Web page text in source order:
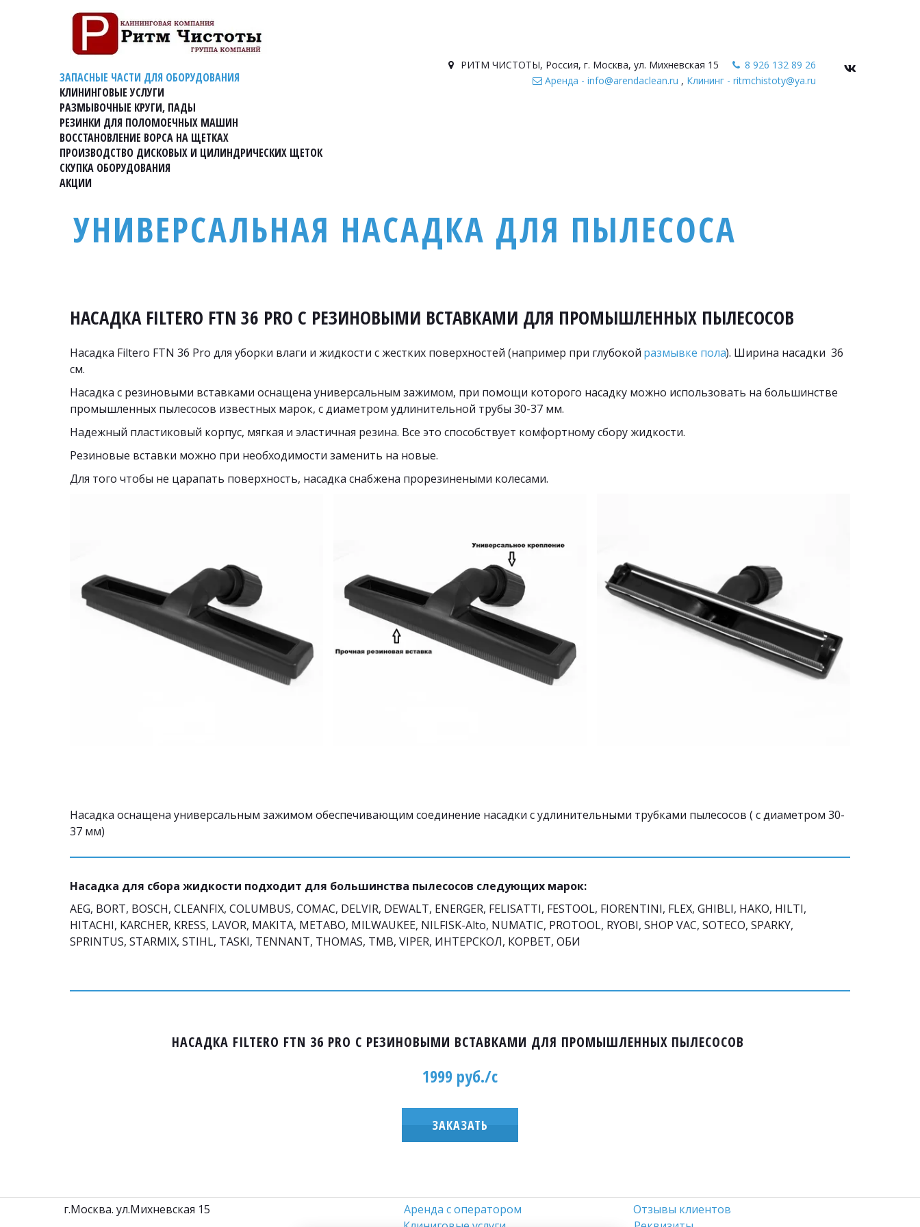
ЗАПАСНЫЕ ЧАСТИ ДЛЯ ОБОРУДОВАНИЯ
КЛИНИНГОВЫЕ УСЛУГИ
РАЗМЫВОЧНЫЕ КРУГИ, ПАДЫ
РЕЗИНКИ ДЛЯ ПОЛОМОЕЧНЫХ МАШИН
ВОССТАНОВЛЕНИЕ ВОРСА НА ЩЕТКАХ
ПРОИЗВОДСТВО ДИСКОВЫХ И ЦИЛИНДРИЧЕСКИХ ЩЕТОК
СКУПКА ОБОРУДОВАНИЯ
АКЦИИ
8 926 132 89 26
РИТМ ЧИСТОТЫ, Россия, г. Москва, ул. Михневская 15
Аренда - info@arendaclean.ru , Клининг - ritmchistoty@ya.ru
УНИВЕРСАЛЬНАЯ НАСАДКА ДЛЯ ПЫЛЕСОСА
НАСАДКА FILTERO FTN 36 PRO С РЕЗИНОВЫМИ ВСТАВКАМИ ДЛЯ ПРОМЫШЛЕННЫХ ПЫЛЕСОСОВ
Насадка Filtero FTN 36 Pro для уборки влаги и жидкости с жестких поверхностей (например при глубокой размывке пола). Ширина насадки  36
см.
Насадка с резиновыми вставками оснащена универсальным зажимом, при помощи которого насадку можно использовать на большинстве
промышленных пылесосов известных марок, с диаметром удлинительной трубы 30-37 мм.
Надежный пластиковый корпус, мягкая и эластичная резина. Все это способствует комфортному сбору жидкости.
Резиновые вставки можно при необходимости заменить на новые.
Для того чтобы не царапать поверхность, насадка снабжена прорезинеными колесами.
Насадка оснащена универсальным зажимом обеспечивающим соединение насадки с удлинительными трубками пылесосов ( с диаметром 30-
37 мм)
Насадка для сбора жидкости подходит для большинства пылесосов следующих марок:
AEG, BORT, BOSCH, CLEANFIX, COLUMBUS, COMAC, DELVIR, DEWALT, ENERGER, FELISATTI, FESTOOL, FIORENTINI, FLEX, GHIBLI, HAKO, HILTI,
HITACHI, KARCHER, KRESS, LAVOR, MAKITA, METABO, MILWAUKEE, NILFISK-Alto, NUMATIC, PROTOOL, RYOBI, SHOP VAC, SOTECO, SPARKY,
SPRINTUS, STARMIX, STIHL, TASKI, TENNANT, THOMAS, TMB, VIPER, ИНТЕРСКОЛ, КОРВЕТ, ОБИ
НАСАДКА FILTERO FTN 36 PRO С РЕЗИНОВЫМИ ВСТАВКАМИ ДЛЯ ПРОМЫШЛЕННЫХ ПЫЛЕСОСОВ
1999 руб./с
ЗАКАЗАТЬ
         г.Москва. ул.Михневская 15
Аренда с оператором
Отзывы клиентов